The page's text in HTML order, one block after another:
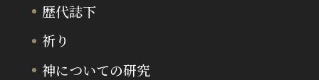
歴代誌下
祈り
神についての研究